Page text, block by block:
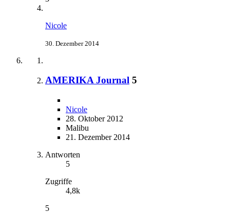
Nicole
30. Dezember 2014
AMERIKA Journal 5
Nicole
28. Oktober 2012
Malibu
21. Dezember 2014
Antworten
5
Zugriffe
4,8k
5